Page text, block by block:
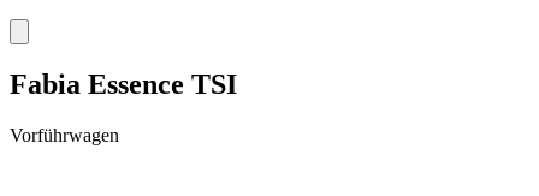
Fabia Essence TSI
Vorführwagen